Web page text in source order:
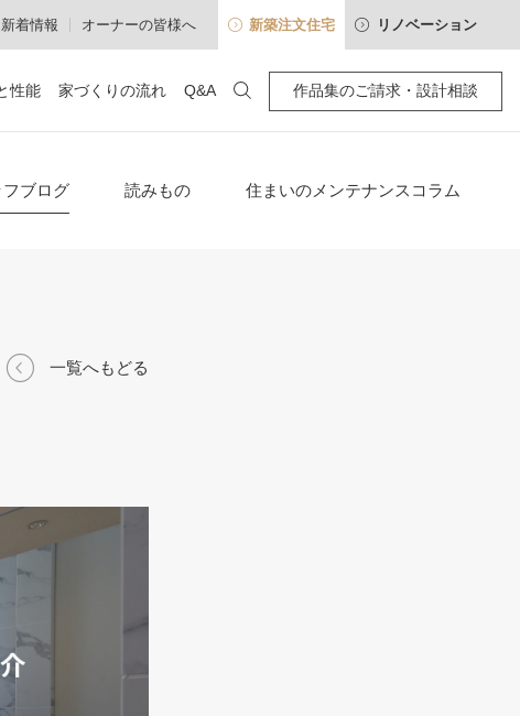
新着情報 オーナーの皆様へ 新築注文住宅 リノベーション
性能 家づくりの流れ Q&A 作品集のご請求・設計相談
空間別
確かな性能
わせ アクセス
フブログ 読みもの 住まいのメンテナンスコラム
一覧へもどる